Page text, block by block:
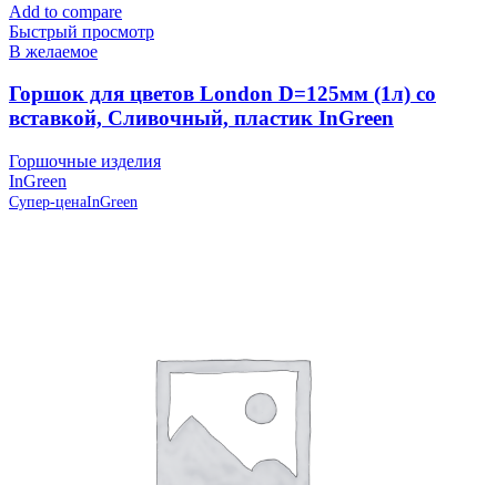
Add to compare
Быстрый просмотр
В желаемое
Горшок для цветов London D=125мм (1л) со
вставкой, Сливочный, пластик InGreen
Горшочные изделия
InGreen
Супер-ценаInGreen